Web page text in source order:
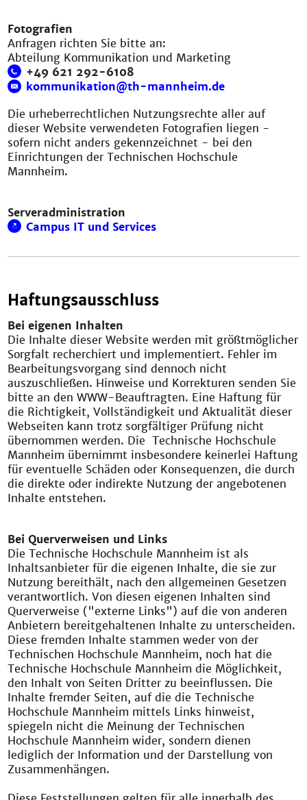
Fotografien
Anfragen richten Sie bitte an:
Abteilung Kommunikation und Marketing
+49 621 292-6108
kommunikation@th-mannheim.de
Die urheberrechtlichen Nutzungsrechte aller auf
dieser Website verwendeten Fotografien liegen -
sofern nicht anders gekennzeichnet - bei den
Einrichtungen der Technischen Hochschule
Mannheim.
Serveradministration
Campus IT und Services
Haftungsausschluss
Bei eigenen Inhalten
Die Inhalte dieser Website werden mit größtmöglicher
Sorgfalt recherchiert und implementiert. Fehler im
Bearbeitungsvorgang sind dennoch nicht
auszuschließen. Hinweise und Korrekturen senden Sie
bitte an den WWW-Beauftragten. Eine Haftung für
die Richtigkeit, Vollständigkeit und Aktualität dieser
Webseiten kann trotz sorgfältiger Prüfung nicht
übernommen werden. Die Technische Hochschule
Mannheim übernimmt insbesondere keinerlei Haftung
für eventuelle Schäden oder Konsequenzen, die durch
die direkte oder indirekte Nutzung der angebotenen
Inhalte entstehen.
Bei Querverweisen und Links
Die Technische Hochschule Mannheim ist als
Inhaltsanbieter für die eigenen Inhalte, die sie zur
Nutzung bereithält, nach den allgemeinen Gesetzen
verantwortlich. Von diesen eigenen Inhalten sind
Querverweise ("externe Links") auf die von anderen
Anbietern bereitgehaltenen Inhalte zu unterscheiden.
Diese fremden Inhalte stammen weder von der
Technischen Hochschule Mannheim, noch hat die
Technische Hochschule Mannheim die Möglichkeit,
den Inhalt von Seiten Dritter zu beeinflussen. Die
Inhalte fremder Seiten, auf die die Technische
Hochschule Mannheim mittels Links hinweist,
spiegeln nicht die Meinung der Technischen
Hochschule Mannheim wider, sondern dienen
lediglich der Information und der Darstellung von
Zusammenhängen.